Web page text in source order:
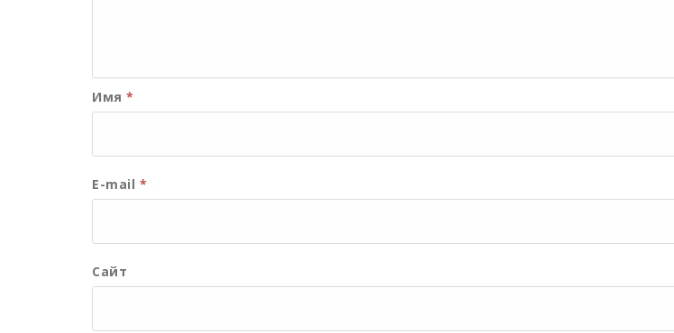
Имя *
E-mail *
Сайт